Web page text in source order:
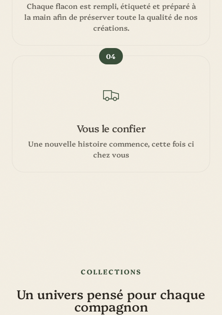
Chaque flacon est rempli, étiqueté et préparé à
la main afin de préserver toute la qualité de nos
créations.
04
Vous le confier
Une nouvelle histoire commence, cette fois ci
chez vous
COLLECTIONS
Un univers pensé pour chaque
compagnon